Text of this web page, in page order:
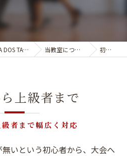
東京のダンス教室ならPARA DOS TANGO 当教室について 初心者
者まで幅広く対応
上級者まで
いという初心者から、大会へ